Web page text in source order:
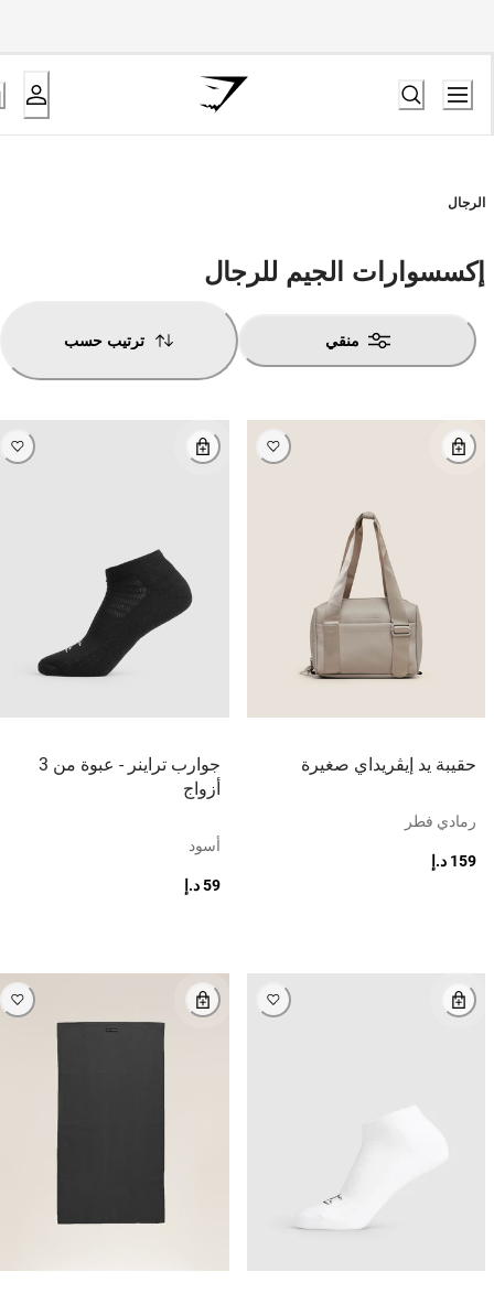
الرجال
إكسسوارات الجيم للرجال
منقي ترتيب حسب
حقيبة يد إيڤريداي صغيرة
رمادي فطر
159 د.إ
جوارب تراينر - عبوة من 3
أزواج
أسود
59 د.إ